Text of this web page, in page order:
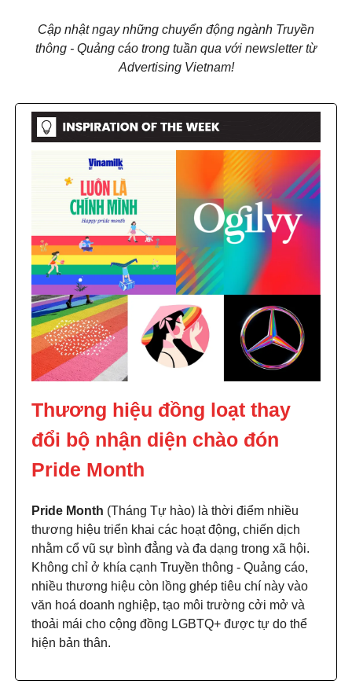
Cập nhật ngay những chuyển động ngành Truyền
thông - Quảng cáo trong tuần qua với newsletter từ
Advertising Vietnam!
Thương hiệu đồng loạt thay
đổi bộ nhận diện chào đón
Pride Month
Pride Month (Tháng Tự hào) là thời điểm nhiều
thương hiệu triển khai các hoạt động, chiến dịch
nhằm cổ vũ sự bình đẳng và đa dạng trong xã hội.
Không chỉ ở khía cạnh Truyền thông - Quảng cáo,
nhiều thương hiệu còn lồng ghép tiêu chí này vào
văn hoá doanh nghiệp, tạo môi trường cởi mở và
thoải mái cho cộng đồng LGBTQ+ được tự do thể
hiện bản thân.